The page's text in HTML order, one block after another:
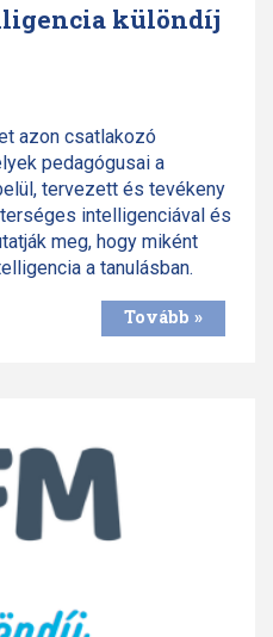
különdíj
azon csatlakozó
pedagógusai a
tervezett és tevékeny
intelligenciával és
meg, hogy miként
a tanulásban.
Tovább »